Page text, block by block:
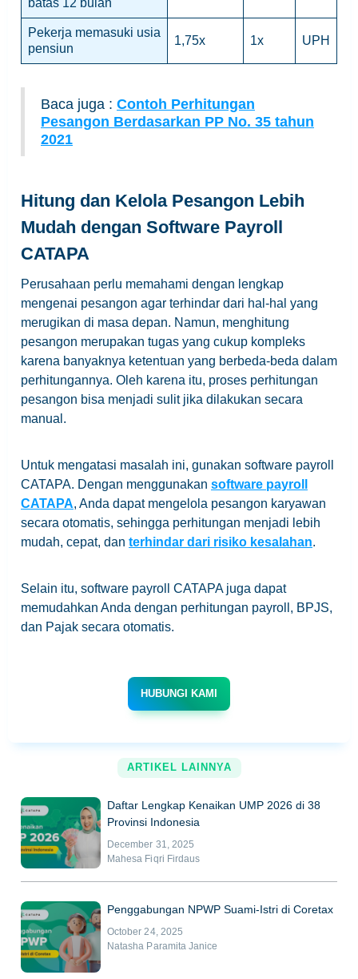
batas 12 bulan
Pekerja memasuki usia
pensiun
1,75x 1x UPH
Baca juga : Contoh Perhitungan
Pesangon Berdasarkan PP No. 35 tahun
2021
Hitung dan Kelola Pesangon Lebih
Mudah dengan Software Payroll
CATAPA
Perusahaan perlu memahami dengan lengkap
mengenai pesangon agar terhindar dari hal-hal yang
merugikan di masa depan. Namun, menghitung
pesangon merupakan tugas yang cukup kompleks
karena banyaknya ketentuan yang berbeda-beda dalam
perhitungannya. Oleh karena itu, proses perhitungan
pesangon bisa menjadi sulit jika dilakukan secara
manual.
Untuk mengatasi masalah ini, gunakan software payroll
CATAPA. Dengan menggunakan software payroll
CATAPA, Anda dapat mengelola pesangon karyawan
secara otomatis, sehingga perhitungan menjadi lebih
mudah, cepat, dan terhindar dari risiko kesalahan.
Selain itu, software payroll CATAPA juga dapat
memudahkan Anda dengan perhitungan payroll, BPJS,
dan Pajak secara otomatis.
HUBUNGI KAMI
ARTIKEL LAINNYA
Daftar Lengkap Kenaikan UMP 2026 di 38
Provinsi Indonesia
December 31, 2025
Mahesa Fiqri Firdaus
Penggabungan NPWP Suami-Istri di Coretax
October 24, 2025
Natasha Paramita Janice